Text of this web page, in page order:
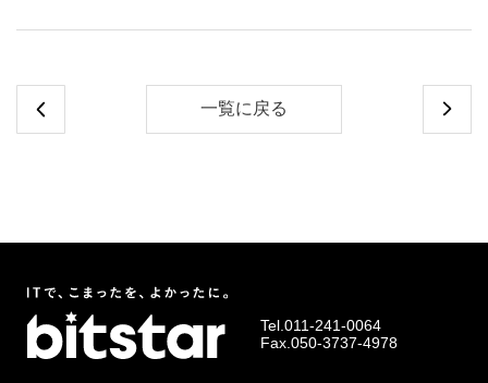
一覧に戻る
Tel. 011-241-0064
Fax.050-3737-4978